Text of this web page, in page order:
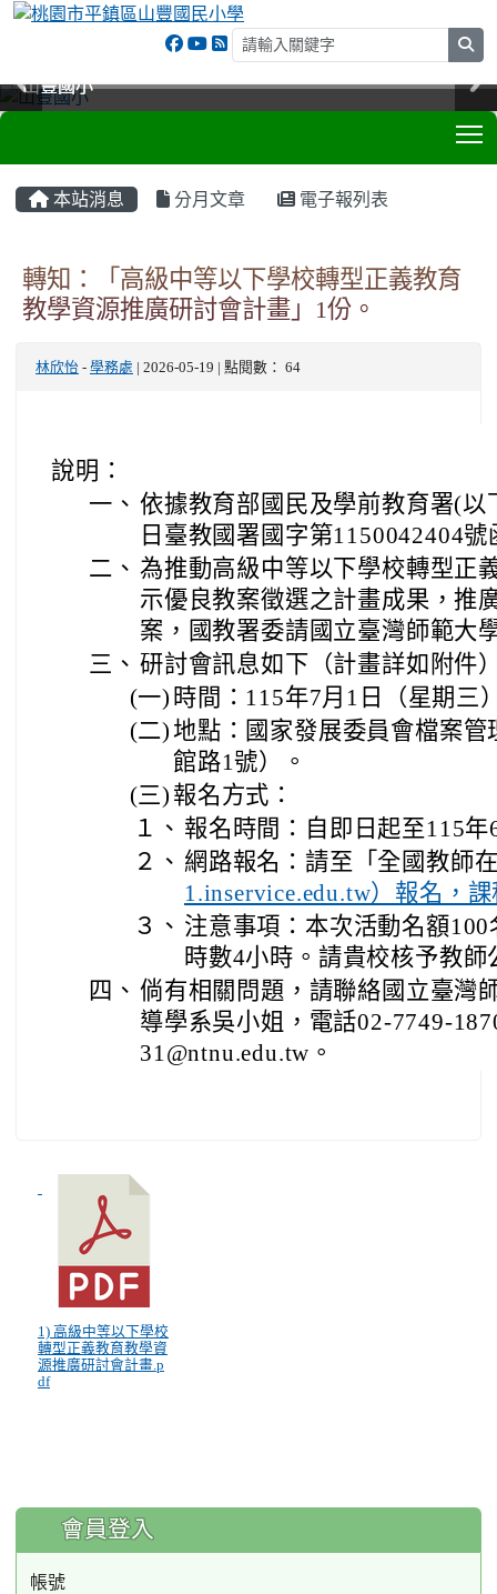
山豐國小
山豐國小
山豐國小
山豐國小
本站消息 分月文章 電子報列表
轉知：「高級中等以下學校轉型正義教育
教學資源推廣研討會計畫」1份。
林欣怡 - 學務處 | 2026-05-19 | 點閱數： 64
說明：
一、 依據教育部國民及學前教育署(
日臺教國署國字第1150042404號
二、 為推動高級中等以下學校轉型正
示優良教案徵選之計畫成果，推
案，國教署委請國立臺灣師範大
三、 研討會訊息如下（計畫詳如附件
(一) 時間：115年7月1日（星期三
(二)地點：國家發展委員會檔案
館路1號）。
(三) 報名方式：
１、 報名時間：自即日起至115
２、 網路報名：請至「全國教師
1.inservice.edu.tw）報名，
３、 注意事項：本次活動名額
時數4小時。請貴校核予教師
四、 倘有相關問題，請聯絡國立臺灣
導學系吳小姐，電話02-7749-
31@ntnu.edu.tw。
1) 高級中等以下學校
轉型正義教育教學資
源推廣研討會計畫.p
df
:::
會員登入
帳號